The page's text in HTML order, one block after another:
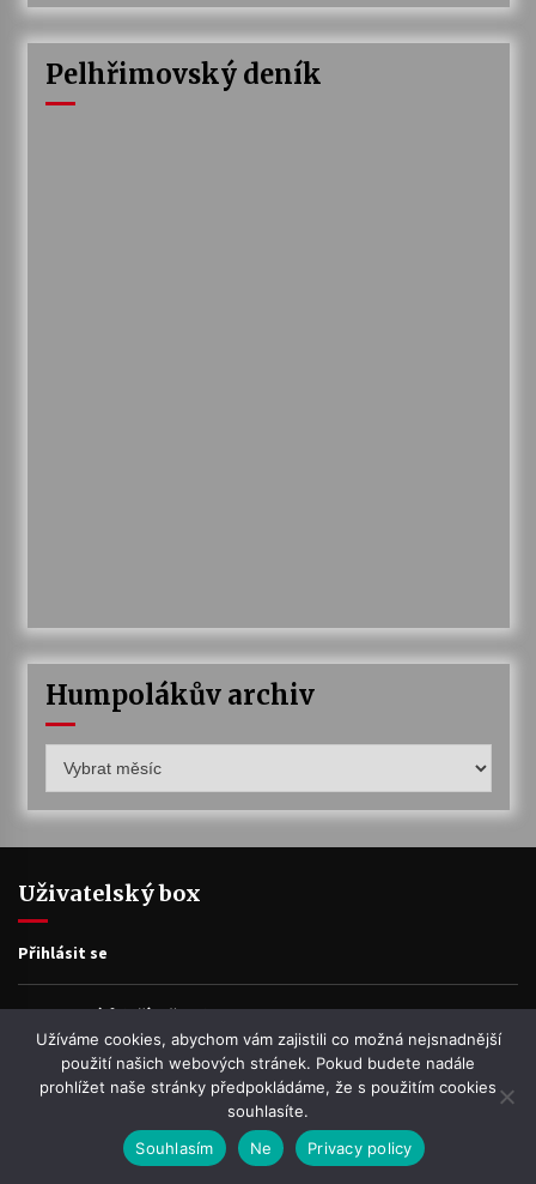
Pelhřimovský deník
Humpolákův archiv
archiv
Uživatelský box
Přihlásit se
Zdroj kanálů (příspěvky)
Kanál komentářů
Česká lokalizace
Užíváme cookies, abychom vám zajistili co možná nejsnadnější
použití našich webových stránek. Pokud budete nadále
prohlížet naše stránky předpokládáme, že s použitím cookies
souhlasíte.
Souhlasím
Ne Privacy policy